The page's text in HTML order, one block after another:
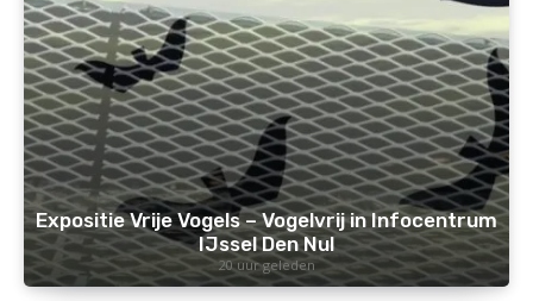
Expositie Vrije Vogels – Vogelvrij in Infocentrum
IJssel Den Nul
20 uur geleden